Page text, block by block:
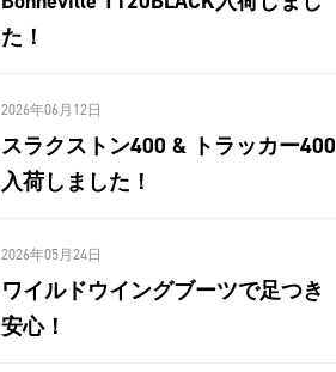
た！
2026年06月12日
スラクストン400 & トラッカー400
入荷しました！
2026年05月24日
ワイルドウイングブーツで足つき
安心！